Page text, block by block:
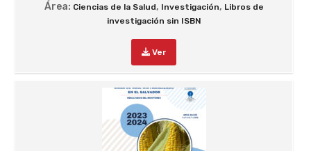
Área: Ciencias de la Salud, Investigación, Libros de
investigación sin ISBN
Ver